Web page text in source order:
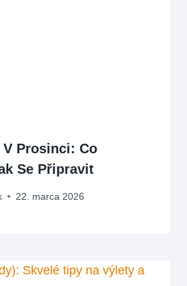
V Prosinci: Co
Se Připravit
22. marca 2026